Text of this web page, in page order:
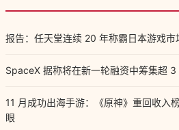
报告：任天堂连续 20 年称霸日本游戏市
SpaceX 据称将在新一轮融资中筹集超 3
11 月成功出海手游：《原神》重回收入
眼